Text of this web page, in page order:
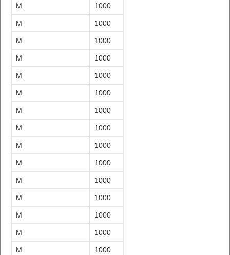
M 1000
M 1000
M 1000
M 1000
M 1000
M 1000
M 1000
M 1000
M 1000
M 1000
M 1000
M 1000
M 1000
M 1000
M 1000